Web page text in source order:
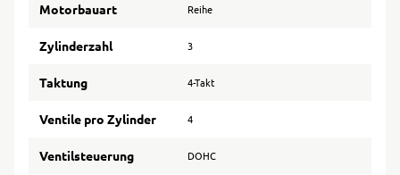
Motorbauart Reihe
Zylinderzahl 3
Taktung 4-Takt
Ventile pro Zylinder 4
Ventilsteuerung DOHC